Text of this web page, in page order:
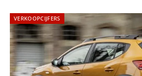
VERKOOPCIJFERS